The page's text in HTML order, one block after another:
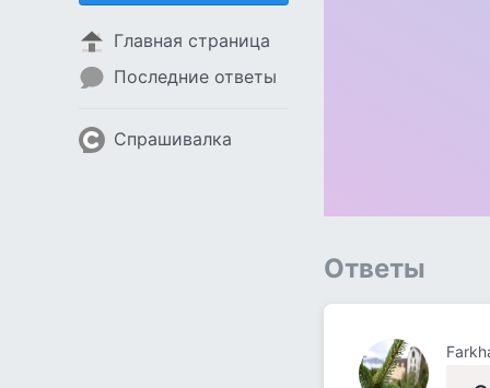
Главная страница
Последние ответы
Спрашивалка
Ответы